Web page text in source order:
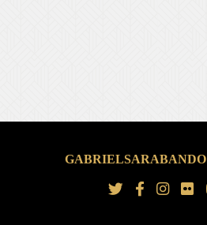
GABRIELSARABANDO